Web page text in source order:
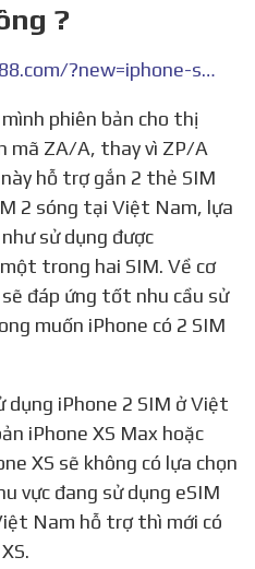
?
https://tinhtemobile88.com/?new=iphone-sx-max-2-sim-vat-ly-song-co-kem-khong
mã ZA/A, thay vì ZP/A
hỗ trợ gắn 2 thẻ SIM
2 sóng tại Việt Nam, lựa
sử dụng được
trong hai SIM. Về cơ
đáp ứng tốt nhu cầu sử
muốn iPhone có 2 SIM
iPhone XS Max hoặc
XS sẽ không có lựa chọn
vực đang sử dụng eSIM
Nam hỗ trợ thì mới có